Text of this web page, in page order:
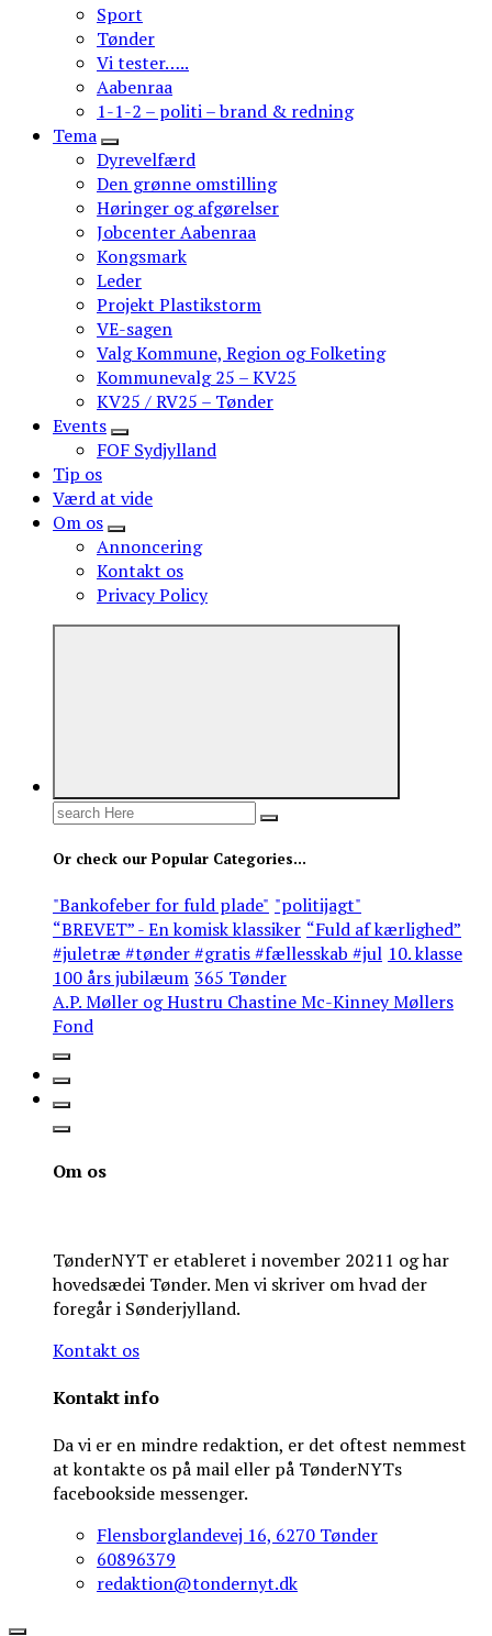
Sport
Tønder
Vi tester…..
Aabenraa
1-1-2 – politi – brand & redning
Tema
Dyrevelfærd
Den grønne omstilling
Høringer og afgørelser
Jobcenter Aabenraa
Kongsmark
Leder
Projekt Plastikstorm
VE-sagen
Valg Kommune, Region og Folketing
Kommunevalg 25 – KV25
KV25 / RV25 – Tønder
Events
FOF Sydjylland
Tip os
Værd at vide
Om os
Annoncering
Kontakt os
Privacy Policy
Search
Or check our Popular Categories...
"Bankofeber for fuld plade" "politijagt"
“BREVET” - En komisk klassiker “Fuld af kærlighed”
#juletræ #tønder #gratis #fællesskab #jul 10. klasse
100 års jubilæum 365 Tønder
A.P. Møller og Hustru Chastine Mc-Kinney Møllers
Fond
Om os
TønderNYT er etableret i november 20211 og har
hovedsædei Tønder. Men vi skriver om hvad der
foregår i Sønderjylland.
Kontakt os
Kontakt info
Da vi er en mindre redaktion, er det oftest nemmest
at kontakte os på mail eller på TønderNYTs
facebookside messenger.
Flensborglandevej 16, 6270 Tønder
60896379
redaktion@tondernyt.dk